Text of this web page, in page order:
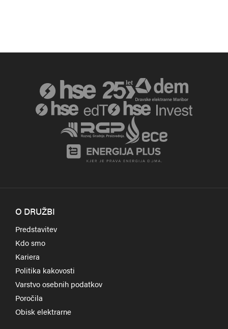
O DRUŽBI
Predstavitev
Kdo smo
Kariera
Politika kakovosti
Varstvo osebnih podatkov
Poročila
Obisk elektrarne